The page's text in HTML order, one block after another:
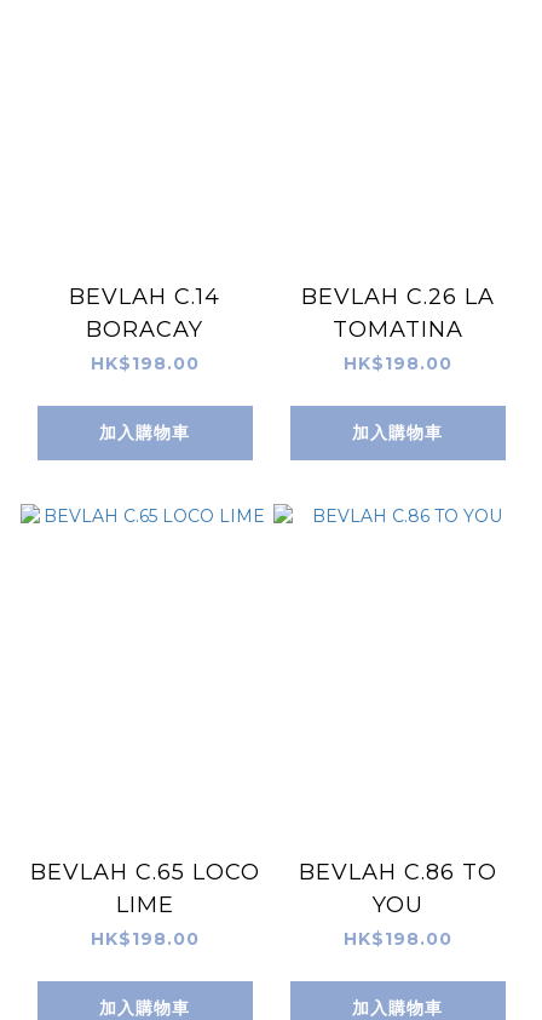
BEVLAH C.14
BORACAY
HK$198.00
加入購物車
BEVLAH C.26 LA
TOMATINA
HK$198.00
加入購物車
BEVLAH C.65 LOCO
LIME
HK$198.00
加入購物車
BEVLAH C.86 TO
YOU
HK$198.00
加入購物車